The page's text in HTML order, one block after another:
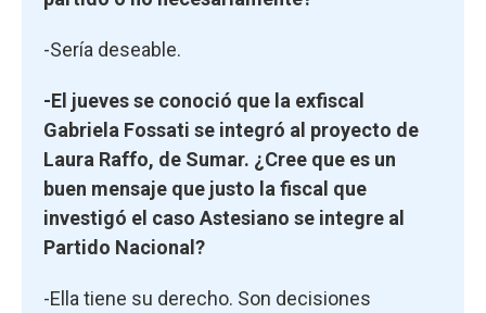
-Sería deseable.
-El jueves se conoció que la exfiscal
Gabriela Fossati se integró al proyecto de
Laura Raffo, de Sumar. ¿Cree que es un
buen mensaje que justo la fiscal que
investigó el caso Astesiano se integre al
Partido Nacional?
-Ella tiene su derecho. Son decisiones